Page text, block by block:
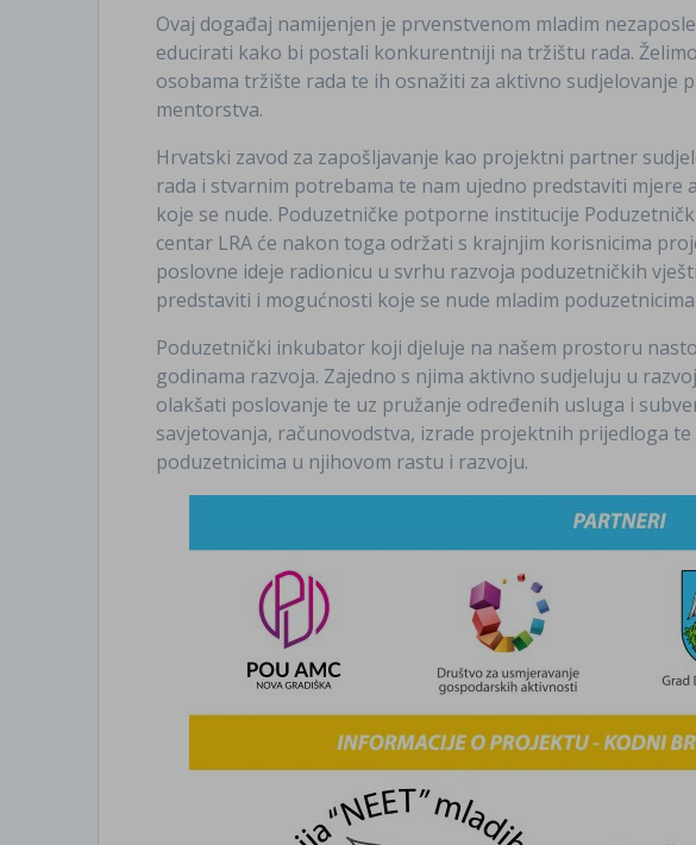
Ovaj događaj namijenjen je prvenstvenom mladim
educirati kako bi postali konkurentniji na tržištu rada.
osobama tržište rada te ih osnažiti za aktivno sudjelovanje
mentorstva.
Hrvatski zavod za zapošljavanje kao projektni partner
rada i stvarnim potrebama te nam ujedno predstaviti
koje se nude. Poduzetničke potporne institucije
centar LRA će nakon toga održati s krajnjim korisnicima
poslovne ideje radionicu u svrhu razvoja poduzetničkih
predstaviti i mogućnosti koje se nude mladim
Poduzetnički inkubator koji djeluje na našem prostoru
godinama razvoja. Zajedno s njima aktivno sudjeluju u
olakšati poslovanje te uz pružanje određenih usluga i
savjetovanja, računovodstva, izrade projektnih prijedloga
poduzetnicima u njihovom rastu i razvoju.